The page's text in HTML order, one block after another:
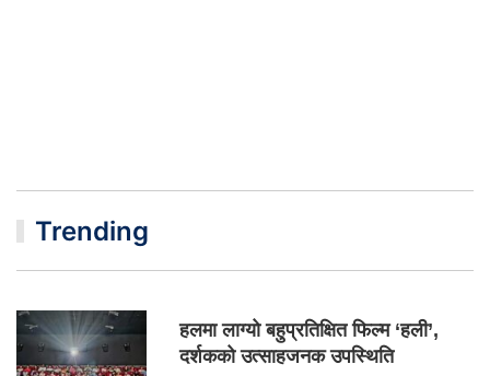
Trending
हलमा लाग्यो बहुप्रतिक्षित फिल्म ‘हली’,
दर्शकको उत्साहजनक उपस्थिति